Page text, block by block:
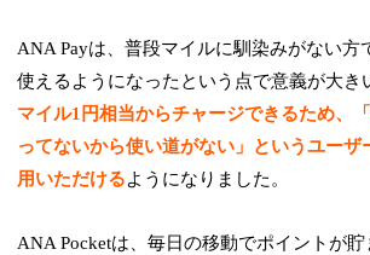
ANA Payは、普段マイルに馴染みがない方
使えるようになったという点で意義が大き
マイル1円相当からチャージできるため、
ってないから使い道がない」というユーザ
用いただけるようになりました。
ANA Pocketは、毎日の移動でポイントが貯